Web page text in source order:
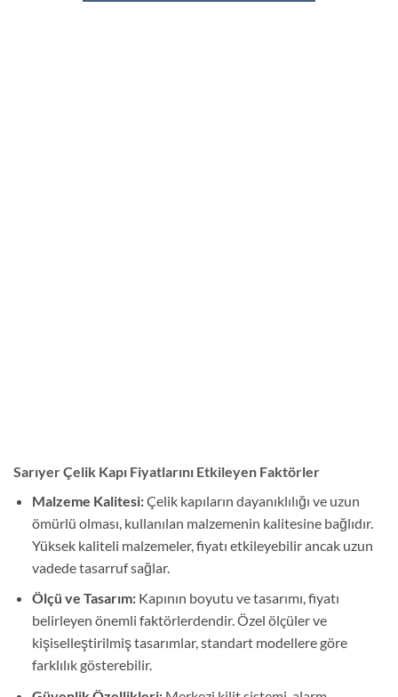
Sarıyer Çelik Kapı Fiyatlarını Etkileyen Faktörler
Malzeme Kalitesi:Çelik kapıların dayanıklılığı ve uzun
ömürlü olması, kullanılan malzemenin kalitesine bağlıdır.
Yüksek kaliteli malzemeler, fiyatı etkileyebilir ancak uzun
vadede tasarruf sağlar.
Ölçü ve Tasarım:Kapının boyutu ve tasarımı, fiyatı
belirleyen önemli faktörlerdendir. Özel ölçüler ve
kişiselleştirilmiş tasarımlar, standart modellere göre
farklılık gösterebilir.